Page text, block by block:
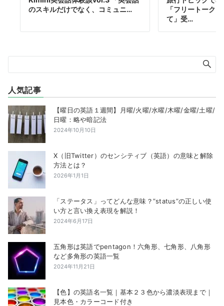
のスキルだけでなく、コミュニ…
「フリートーク
て」受…
人気記事
【曜日の英語１週間】月曜/火曜/水曜/木曜/金曜/土曜/
日曜：略や暗記法
2024年10月10日
X（旧Twitter）のセンシティブ（英語）の意味と解除
方法とは？
2026年1月1日
「ステータス」ってどんな意味？”status”の正しい使
い方と言い換え表現を解説！
2024年6月17日
五角形は英語でpentagon！六角形、七角形、八角形
など多角形の英語一覧
2024年11月21日
【色】の英語名一覧｜基本２３色から濃淡表現まで｜
見本色・カラーコード付き